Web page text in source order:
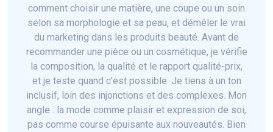
comment choisir une matière, une coupe ou un soin
selon sa morphologie et sa peau, et démêler le vrai
du marketing dans les produits beauté. Avant de
recommander une pièce ou un cosmétique, je vérifie
la composition, la qualité et le rapport qualité-prix,
et je teste quand c'est possible. Je tiens à un ton
inclusif, loin des injonctions et des complexes. Mon
angle : la mode comme plaisir et expression de soi,
pas comme course épuisante aux nouveautés. Bien